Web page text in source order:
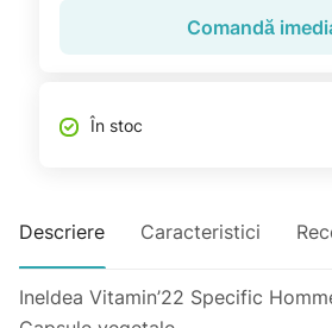
Comandă
În stoc
Descriere Caracteristici
Ineldea Vitamin’22 Specific